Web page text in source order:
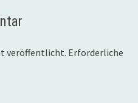
veröffentlicht. Erforderliche